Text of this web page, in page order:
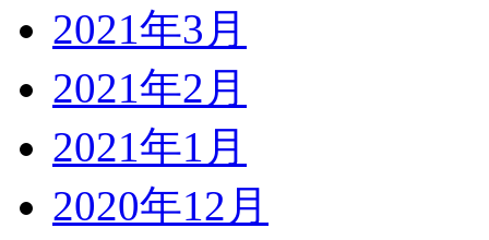
2021年3月
2021年2月
2021年1月
2020年12月